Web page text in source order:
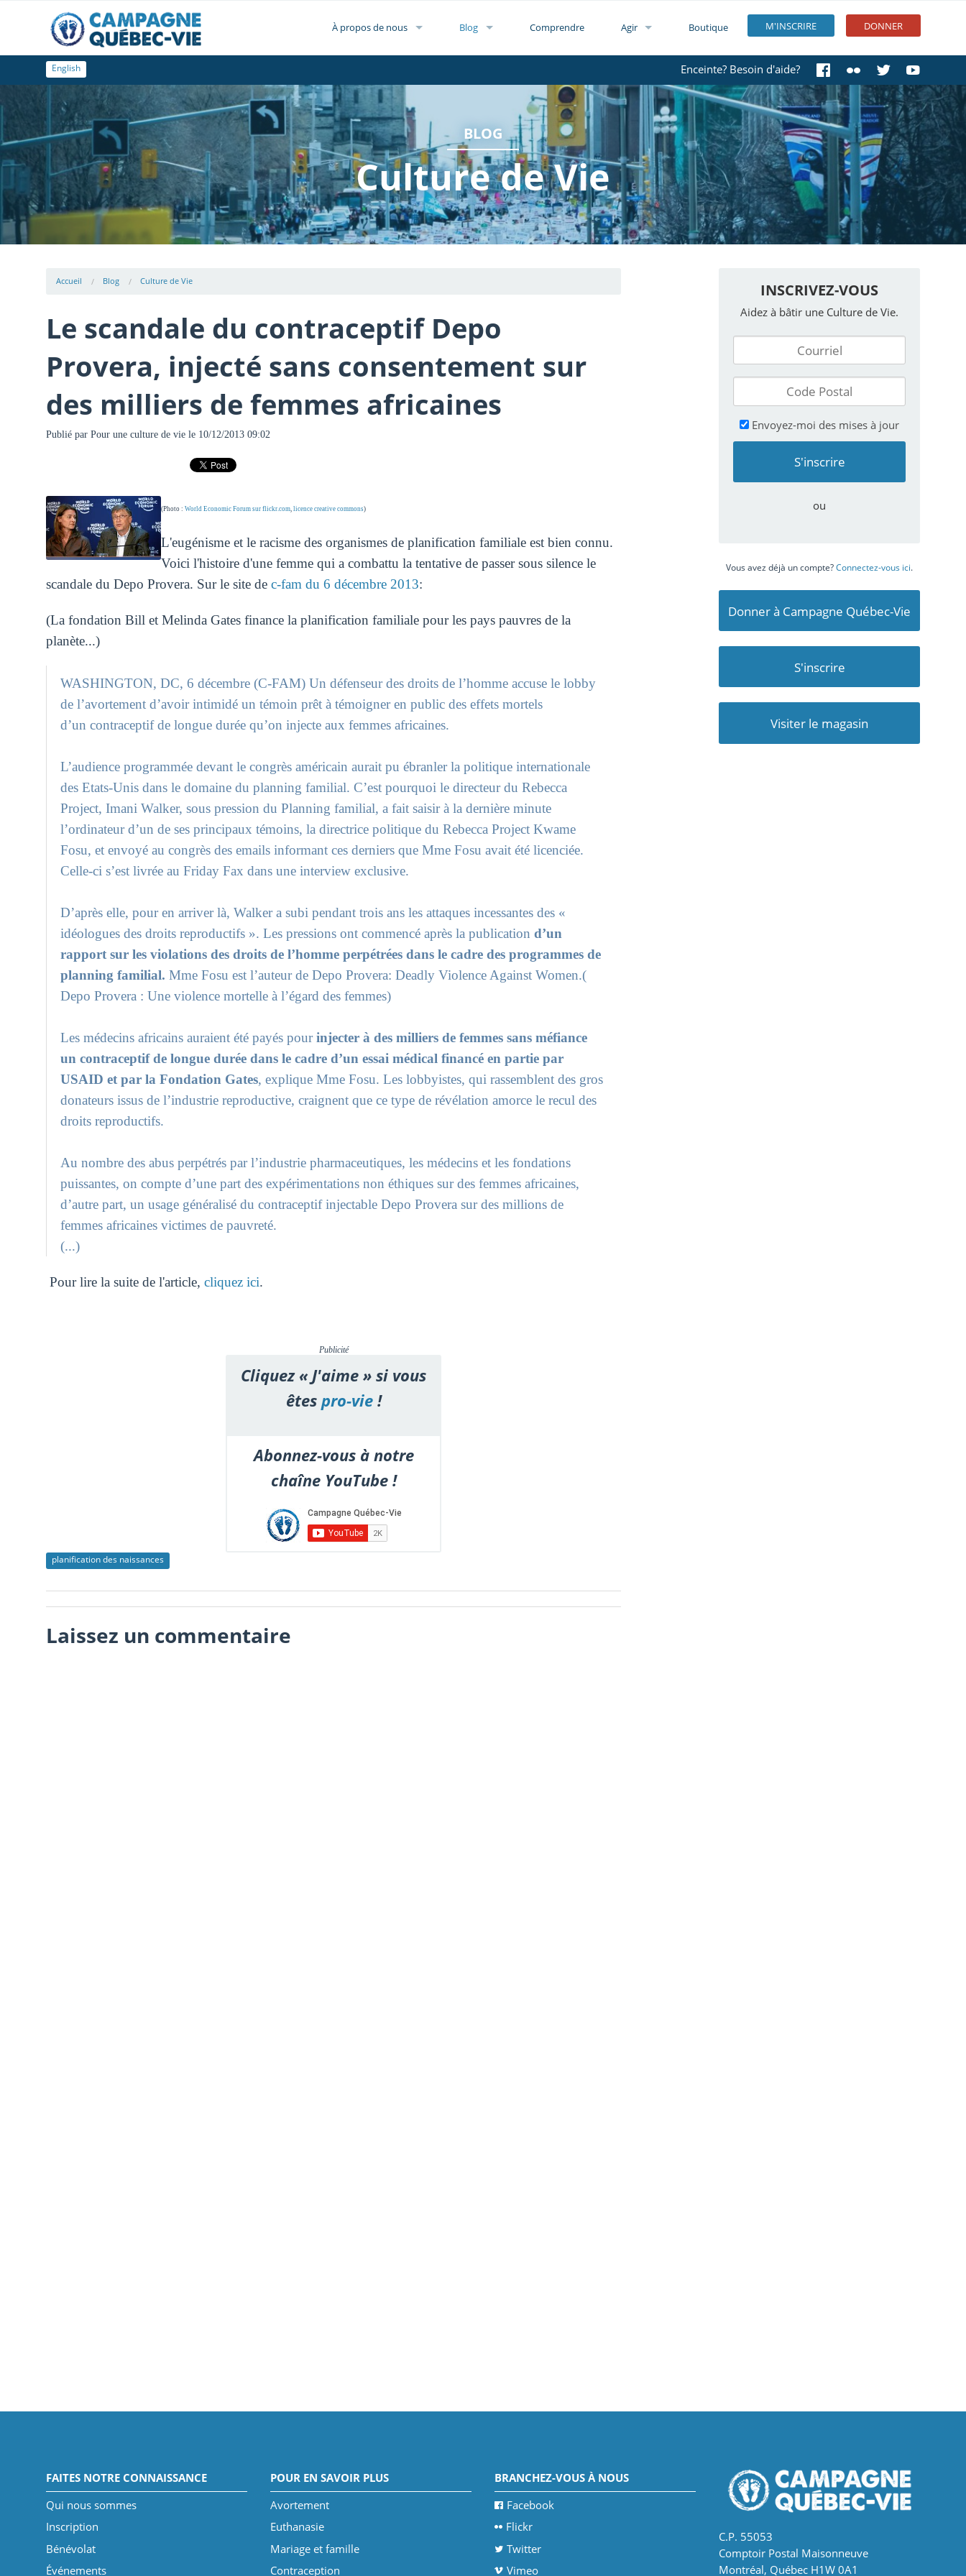
M'INSCRIRE DONNER
À propos de nous Blog Comprendre Agir Boutique
Enceinte? Besoin d'aide?
English
BLOG
Culture de Vie
Accueil Blog Culture de Vie
Le scandale du contraceptif Depo
Provera, injecté sans consentement sur
des milliers de femmes africaines
Publié par Pour une culture de viele 10/12/2013 09:02
(Photo : World Economic Forum sur flickr.com, licence creative commons)
L'eugénisme et le racisme des organismes de planification familiale est bien connu.
Voici l'histoire d'une femme qui a combattu la tentative de passer sous silence le
scandale du Depo Provera. Sur le site de c-fam du 6 décembre 2013:
(La fondation Bill et Melinda Gates finance la planification familiale pour les pays pauvres de la
planète...)
WASHINGTON, DC, 6 décembre (C-FAM) Un défenseur des droits de l’homme accuse le lobby
de l’avortement d’avoir intimidé un témoin prêt à témoigner en public des effets mortels
d’un contraceptif de longue durée qu’on injecte aux femmes africaines.
L’audience programmée devant le congrès américain aurait pu ébranler la politique internationale
des Etats-Unis dans le domaine du planning familial. C’est pourquoi le directeur du Rebecca
Project, Imani Walker, sous pression du Planning familial, a fait saisir à la dernière minute
l’ordinateur d’un de ses principaux témoins, la directrice politique du Rebecca Project Kwame
Fosu, et envoyé au congrès des emails informant ces derniers que Mme Fosu avait été licenciée.
Celle-ci s’est livrée au Friday Fax dans une interview exclusive.
D’après elle, pour en arriver là, Walker a subi pendant trois ans les attaques incessantes des «
idéologues des droits reproductifs ». Les pressions ont commencé après la publicationd’un
rapport sur les violations des droits de l’homme perpétrées dans le cadre des programmes de
planning familial. Mme Fosu est l’auteur de Depo Provera: Deadly Violence Against Women.(
Depo Provera : Une violence mortelle à l’égard des femmes)
Les médecins africains auraient été payés pourinjecter à des milliers de femmes sans méfiance
un contraceptif de longue durée dans le cadre d’un essai médical financé en partie par
USAID et par la Fondation Gates, explique Mme Fosu. Les lobbyistes, qui rassemblent des gros
donateurs issus de l’industrie reproductive, craignent que ce type de révélation amorce le recul des
droits reproductifs.
Au nombre des abus perpétrés par l’industrie pharmaceutiques, les médecins et les fondations
puissantes, on compte d’une part des expérimentations non éthiques sur des femmes africaines,
d’autre part, un usage généralisé du contraceptif injectable Depo Provera sur des millions de
femmes africaines victimes de pauvreté.
(...)
Pour lire la suite de l'article, cliquez ici.
Publicité
Cliquez « J'aime » si vous
êtespro-vie!
Abonnez-vous à notre
chaîne YouTube !
planification des naissances
Laissez un commentaire
INSCRIVEZ-VOUS
Aidez à bâtir une Culture de Vie.
Envoyez-moi des mises à jour
ou
Vous avez déjà un compte?Connectez-vous ici.
Donner à Campagne Québec-Vie
S'inscrire
Visiter le magasin
FAITES NOTRE CONNAISSANCE
Qui nous sommes
Inscription
Bénévolat
Événements
POUR EN SAVOIR PLUS
Avortement
Euthanasie
Mariage et famille
Contraception
BRANCHEZ-VOUS À NOUS
Facebook
Flickr
Twitter
Vimeo
C.P. 55053
Comptoir Postal Maisonneuve
Montréal, Québec H1W 0A1